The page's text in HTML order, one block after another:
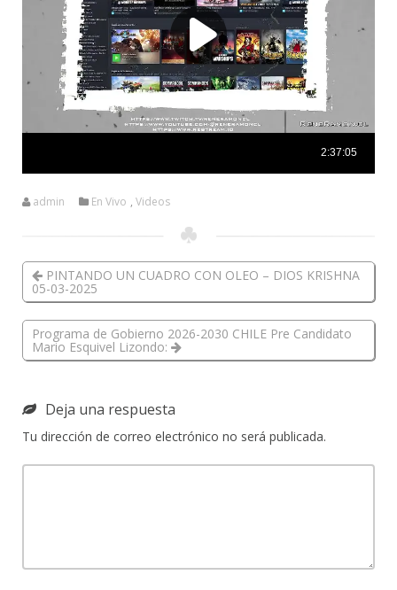
admin En Vivo , Videos
PINTANDO UN CUADRO CON OLEO – DIOS KRISHNA
05-03-2025
Programa de Gobierno 2026-2030 CHILE Pre Candidato
Mario Esquivel Lizondo:
Deja una respuesta
Tu dirección de correo electrónico no será publicada.